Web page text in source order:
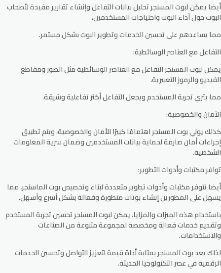
أيضا يمكن لبوت المسنجر تحليل بيانات التفاعل وإنشاء تقارير مفيدة لأصحاب
البوت حول أداء البوت واحتياجات المستخدمين،
مما يساعدهم على تحسين الخدمات وتطوير البوت بشكل مستمر.
التفاعل مع العناصر الوسائطية:
يمكن لبوت المسنجر التفاعل مع العناصر الوسائطية مثل الصور ومقاطع
الفيديو والرموز التعبيرية،
مما يثري تجربة المستخدم ويجعل التفاعل أكثر تفاعلية وشيقة.
الأمان والخصوصية:
كذلك يولي بوت المسنجر اهتمامًا كبيرًا للأمان والخصوصية، ويتم تطبيق
إجراءات أمان صارمة لحماية بيانات المستخدمين وضمان سرية المعلومات
الشخصية.
توافر مكتبات وأدوات التطوير:
أيضا تتوفر مكتبات وأدوات تطوير متعددة لبناء وتخصيص بوت الماسنجر، مما
يسهل على المطورين إنشاء بوتات متطورة وفعالة بشكل أسرع وأسهل.
باستخدام هذه الميزات والمزايا، يمكن لبوت المسنجر تحسين تجربة المستخدم
وتقديم خدمات فعالة ومخصصة لمجموعة متنوعة من الصناعات
والاستخدامات.
لذلك يعد بوت المسنجر بمثابة أداة قيمة لتعزيز التواصل وتحسين الخدمات
الرقمية في عصر التكنولوجيا الحديثة.